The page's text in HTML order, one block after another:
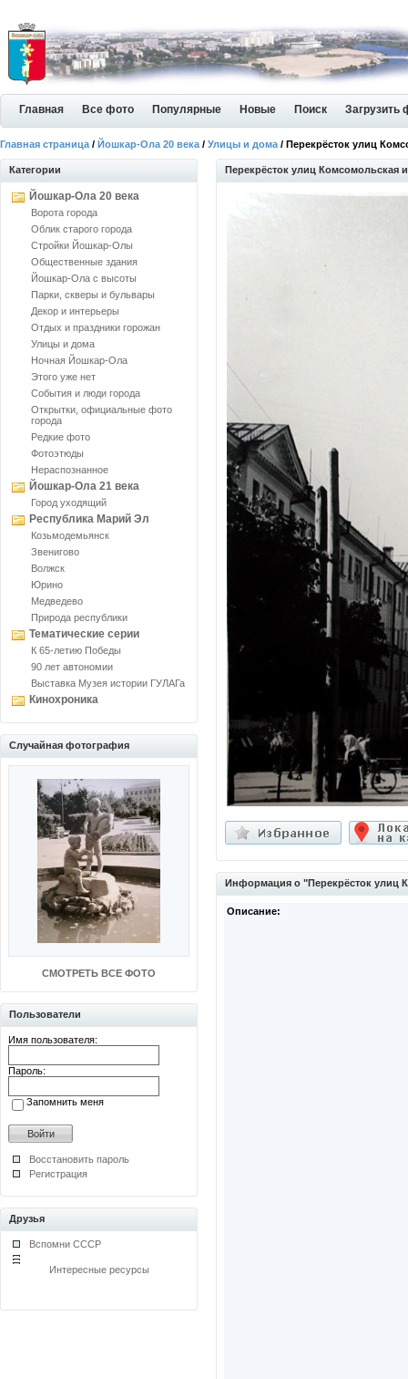
Главная Все фото Популярные Новые Поиск Загрузить
Главная страница / Йошкар-Ола 20 века / Улицы и дома / Перекрёсток улиц
Категории
Йошкар-Ола 20 века
Ворота города
Облик старого города
Стройки Йошкар-Олы
Общественные здания
Йошкар-Ола с высоты
Парки, скверы и бульвары
Декор и интерьеры
Отдых и праздники горожан
Улицы и дома
Ночная Йошкар-Ола
Этого уже нет
События и люди города
Открытки, официальные фото
города
Редкие фото
Фотоэтюды
Нераспознанное
Йошкар-Ола 21 века
Город уходящий
Республика Марий Эл
Козьмодемьянск
Звенигово
Волжск
Юрино
Медведево
Природа республики
Тематические серии
К 65-летию Победы
90 лет автономии
Выставка Музея истории ГУЛАГа
Кинохроника
Случайная фотография
СМОТРЕТЬ ВСЕ ФОТО
Пользователи
Имя пользователя:
Пароль:
Запомнить меня
Восстановить пароль
Регистрация
Друзья
Вспомни СССР
Интересные ресурсы
Перекрёсток улиц Комсомольская
Информация о "Перекрёсток улиц
Описание: